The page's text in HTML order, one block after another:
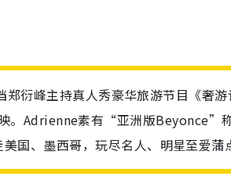
衍峰主持真人秀豪华旅游节目《奢
。Adrienne素有“亚洲版Beyonce”
国、墨西哥，玩尽名人、明星至爱蒲